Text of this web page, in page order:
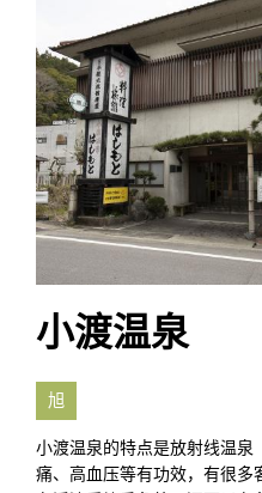
小渡温泉
旭
小渡温泉的特点是放射线温泉
痛、高血压等有功效，有很多